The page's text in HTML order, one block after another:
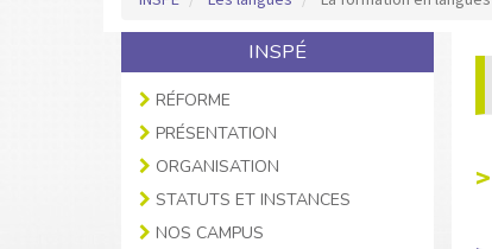
INSPÉ
RÉFORME
PRÉSENTATION
ORGANISATION
STATUTS ET INSTANCES
NOS CAMPUS